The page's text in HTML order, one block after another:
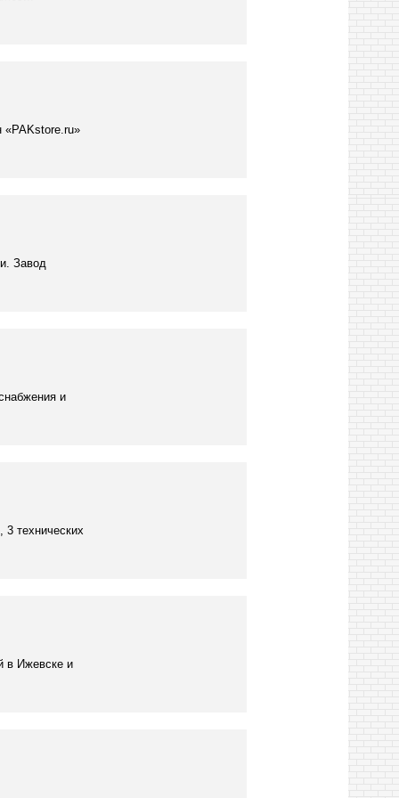
«PAKstore.ru»
Завод
и
технических
в Ижевске и